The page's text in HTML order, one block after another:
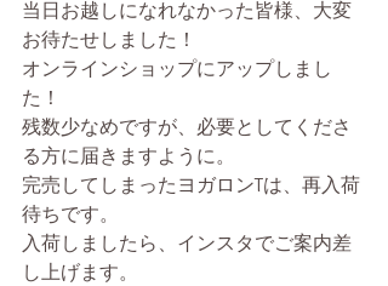
当日お越しになれなかった皆様、大変
お待たせしました！
オンラインショップにアップしまし
た！
残数少なめですが、必要としてくださ
る方に届きますように。
完売してしまったヨガロンTは、再入荷
待ちです。
入荷しましたら、インスタでご案内差
し上げます。